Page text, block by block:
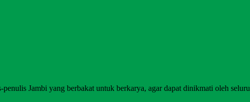
Jambi yang berbakat untuk berkarya, agar dapat dinikmati oleh